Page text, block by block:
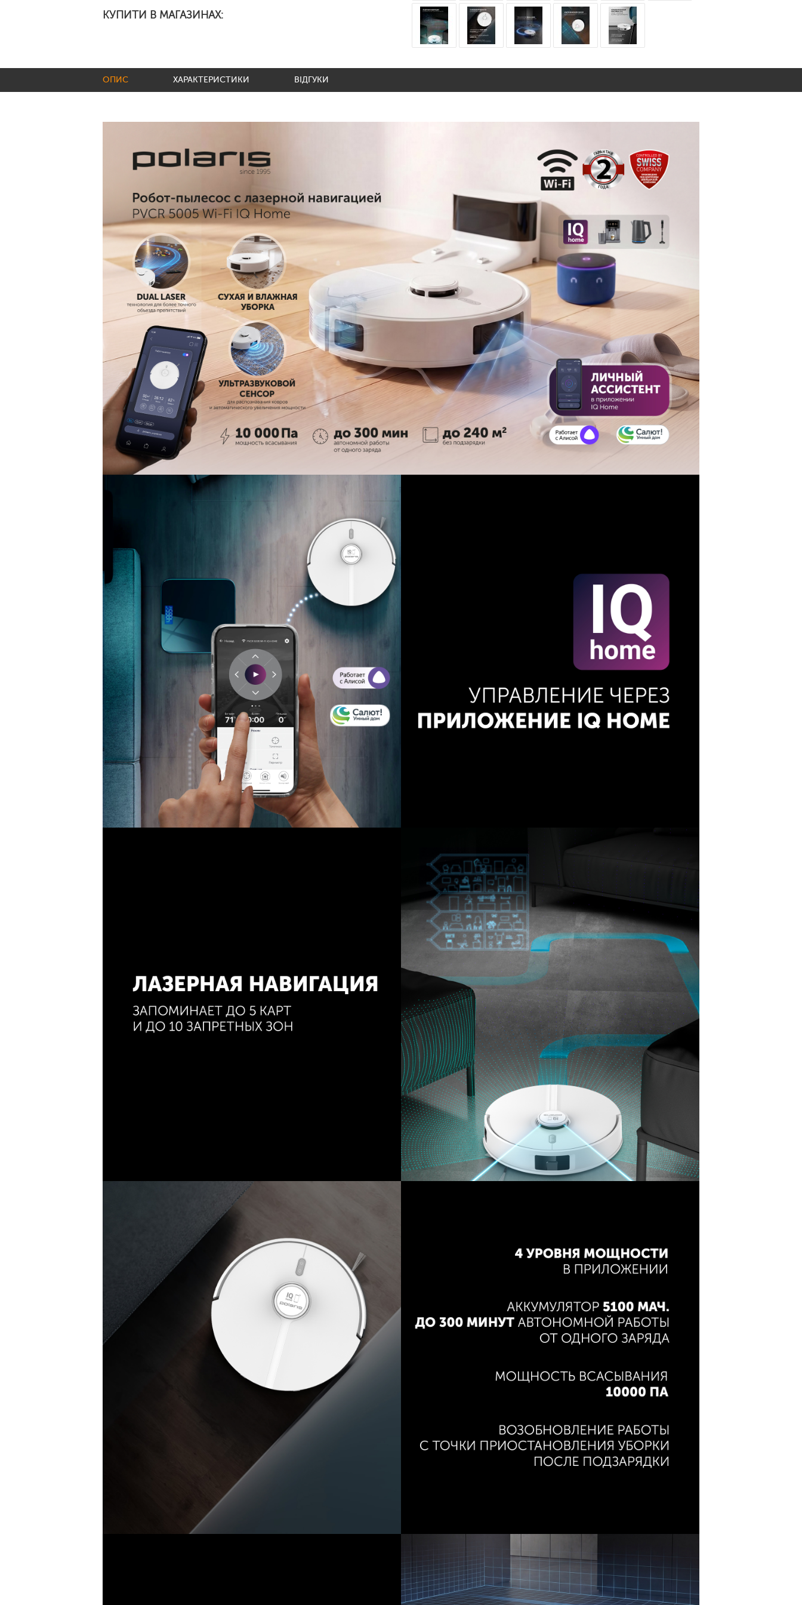
КУПИТИ В МАГАЗИНАХ:
ОПИС ХАРАКТЕРИСТИКИ ВІДГУКИ